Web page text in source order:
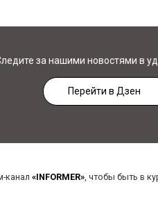
за нашими новостями в
Перейти в Дзен
канал «INFORMER» , чтобы быть в